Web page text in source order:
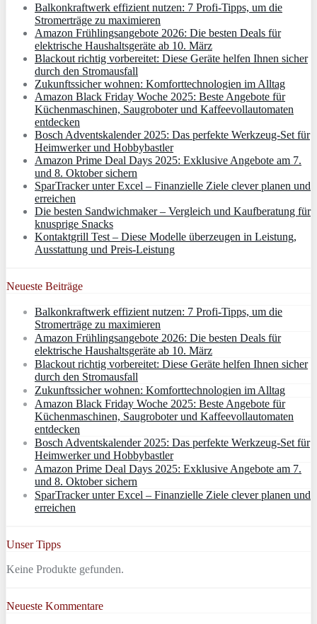
Balkonkraftwerk effizient nutzen: 7 Profi-Tipps, um die
Stromerträge zu maximieren
Amazon Frühlingsangebote 2026: Die besten Deals für
elektrische Haushaltsgeräte ab 10. März
Blackout richtig vorbereitet: Diese Geräte helfen Ihnen sicher
durch den Stromausfall
Zukunftssicher wohnen: Komforttechnologien im Alltag
Amazon Black Friday Woche 2025: Beste Angebote für
Küchenmaschinen, Saugroboter und Kaffeevollautomaten
entdecken
Bosch Adventskalender 2025: Das perfekte Werkzeug-Set für
Heimwerker und Hobbybastler
Amazon Prime Deal Days 2025: Exklusive Angebote am 7.
und 8. Oktober sichern
SparTracker unter Excel – Finanzielle Ziele clever planen und
erreichen
Die besten Sandwichmaker – Vergleich und Kaufberatung für
knusprige Snacks
Kontaktgrill Test – Diese Modelle überzeugen in Leistung,
Ausstattung und Preis-Leistung
Neueste Beiträge
Balkonkraftwerk effizient nutzen: 7 Profi-Tipps, um die
Stromerträge zu maximieren
Amazon Frühlingsangebote 2026: Die besten Deals für
elektrische Haushaltsgeräte ab 10. März
Blackout richtig vorbereitet: Diese Geräte helfen Ihnen sicher
durch den Stromausfall
Zukunftssicher wohnen: Komforttechnologien im Alltag
Amazon Black Friday Woche 2025: Beste Angebote für
Küchenmaschinen, Saugroboter und Kaffeevollautomaten
entdecken
Bosch Adventskalender 2025: Das perfekte Werkzeug-Set für
Heimwerker und Hobbybastler
Amazon Prime Deal Days 2025: Exklusive Angebote am 7.
und 8. Oktober sichern
SparTracker unter Excel – Finanzielle Ziele clever planen und
erreichen
Unser Tipps
Keine Produkte gefunden.
Neueste Kommentare